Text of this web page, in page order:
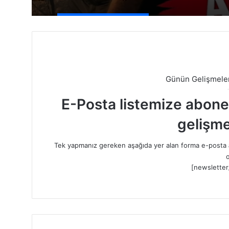
Günün
E-Posta listemize
Tek yapmanız gereken aşağıda yer alan forma e-